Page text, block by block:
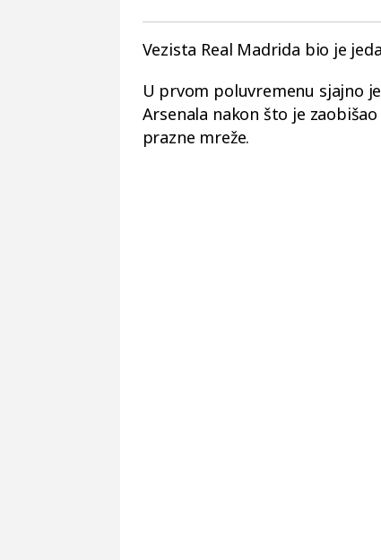
Vezista Real Madrida bio je
U prvom poluvremenu sjajno
Arsenala nakon što je
prazne mreže.